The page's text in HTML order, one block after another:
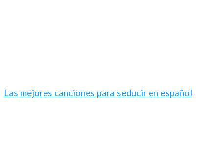
Las mejores canciones para seducir en español​